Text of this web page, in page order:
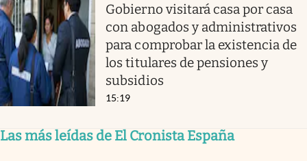
Gobierno visitará casa por casa
con abogados y administrativos
para comprobar la existencia de
los titulares de pensiones y
subsidios
15:19
Las más leídas de El Cronista España